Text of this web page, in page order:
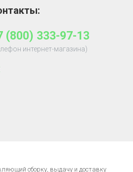
(800) 333-97-13
интернет-магазина)
сборку, выдачу и доставку